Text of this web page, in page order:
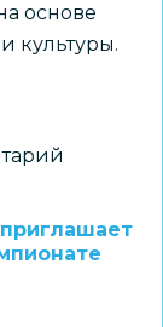
основе
культуры.